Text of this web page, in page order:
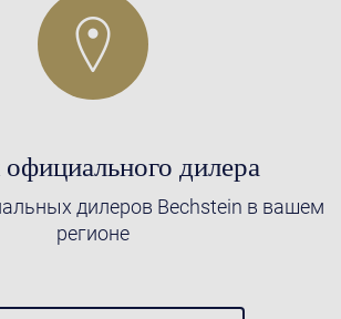
дилера
дилеров Bechstein в вашем
регионе